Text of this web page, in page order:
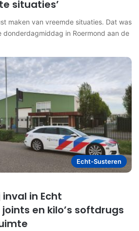
situaties’
maken van vreemde situaties. Dat was
donderdagmiddag in Roermond aan de
Echt-Susteren
in Echt
en kilo’s softdrugs